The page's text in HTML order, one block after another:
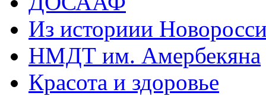
Из историии
НМДТ им. Амербекяна
Красота и здоровье